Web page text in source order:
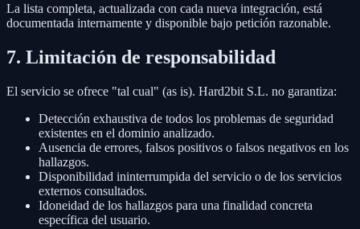
La lista completa, actualizada con cada nueva integración, está
documentada internamente y disponible bajo petición razonable.
7. Limitación de responsabilidad
El servicio se ofrece "tal cual" (as is). Hard2bit S.L. no garantiza:
Detección exhaustiva de todos los problemas de seguridad
existentes en el dominio analizado.
Ausencia de errores, falsos positivos o falsos negativos en los
hallazgos.
Disponibilidad ininterrumpida del servicio o de los servicios
externos consultados.
Idoneidad de los hallazgos para una finalidad concreta
específica del usuario.